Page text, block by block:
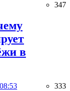
347
в
333